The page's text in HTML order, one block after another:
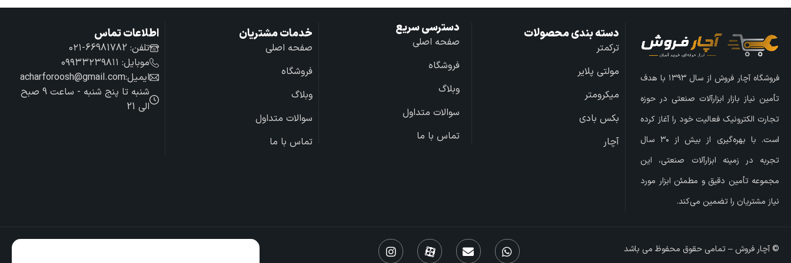
فروشگاه آچار فروش از سال ۱۳۹۳ با هدف
تأمین نیاز بازار ابزارآلات صنعتی در حوزه
تجارت الکترونیک فعالیت خود را آغاز کرده
است. با بهره‌گیری از بیش از ۳۰ سال
تجربه در زمینه ابزارآلات صنعتی، این
مجموعه تأمین دقیق و مطمئن ابزار مورد
نیاز مشتریان را تضمین می‌کند.
دسته بندی محصولات
ترکمتر
مولتی پلایر
میکرومتر
بکس بادی
آچار
دسترسی سریع
صفحه اصلی
فروشگاه
وبلاگ
سوالات متداول
تماس با ما
خدمات مشتریان
صفحه اصلی
فروشگاه
وبلاگ
سوالات متداول
تماس با ما
اطلاعات تماس
تلفن: 66981782-۰۲۱
موبایل: ۰۹۹۳۳۲۳۹۸۱۱
ایمیل:acharforoosh@gmail.com
شنبه تا پنج شنبه - ساعت 9 صبح
الی 21
© آچار فروش – تمامی حقوق محفوظ می باشد